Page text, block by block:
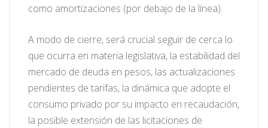
como amortizaciones (por debajo de la línea).
A modo de cierre, será crucial seguir de cerca lo
que ocurra en materia legislativa, la estabilidad del
mercado de deuda en pesos, las actualizaciones
pendientes de tarifas, la dinámica que adopte el
consumo privado por su impacto en recaudación,
la posible extensión de las licitaciones de